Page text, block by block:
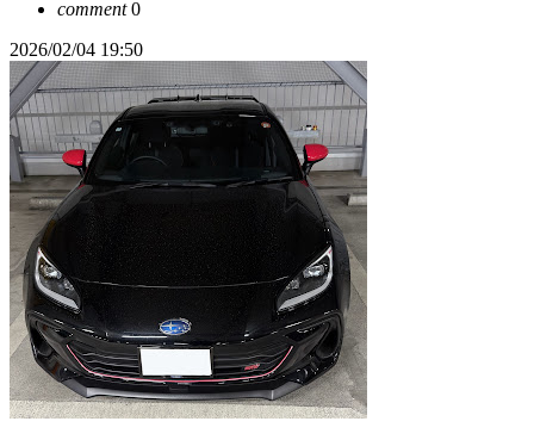
comment0
2026/02/04 19:50